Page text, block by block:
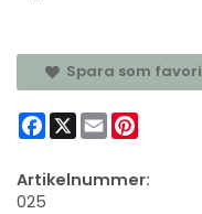
Spara som
Facebook
X Email
Artikelnummer:
025